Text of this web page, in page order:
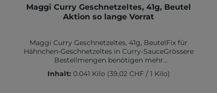
Durchschnittliche Bewertung von 0 von 5 Sternen
Maggi Curry Geschnetzeltes, 41g, Beutel
Aktion so lange Vorrat
Maggi Curry Geschnetzeltes, 41g, BeutelFix für
Hähnchen-Geschnetzeltes in Curry-SauceGrössere
Bestellmengen benötigen mehr
LieferzeitZutaten:Sonnenblumenöl, Kartoffelstärke,
Jodsalz, Zucker, Reismehl, Aromen (mit WEIZEN),
Inhalt: 0.041 Kilo (39,02 CHF / 1 Kilo)